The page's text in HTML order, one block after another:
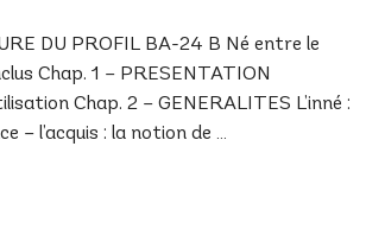
DU PROFIL BA-24 B Né entre le
Chap. 1 – PRESENTATION
Chap. 2 – GENERALITES L’inné :
– l’acquis : la notion de …